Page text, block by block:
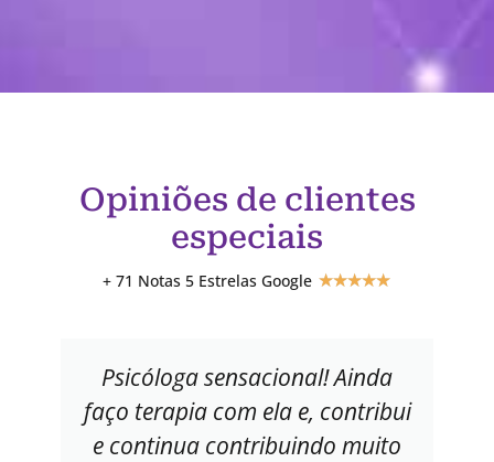
Opiniões de clientes
especiais
+ 71 Notas 5 Estrelas Google ★★★★★
Psicóloga sensacional! Ainda
faço terapia com ela e, contribui
e continua contribuindo muito